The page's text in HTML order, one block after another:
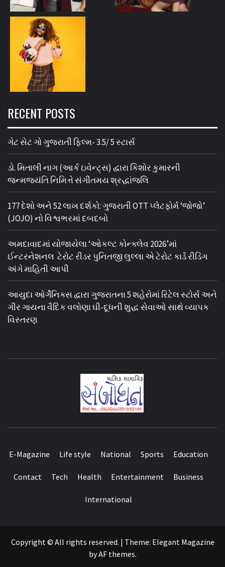
RECENT POSTS
ગેટ સેટ ગો ગુજરાતી ફિલ્મ- 3.5/ 5 સ્ટાર્સ
ડો. મિતાલી નાગ (આર્ક ઇવેન્ટ્સ) દ્વારા કિશોર કુમારની
જન્મજયંતિ નિમિત્તે સંગીતમય શ્રદ્ધાંજલિ
177 દેશો અને 52 લાખ દર્શકો: ગુજરાતી OTT પ્લેટફોર્મ ‘જોજો’
(JOJO) નો વિશ્વભરમાં દબદબો
અમદાવાદમાં યોજાયેલા ‘ઓકલ્ટ કોન્ક્લેવ 2026’માં
ઈન્ટરનેશનલ ટેરોટ રીડર પુનિતજી લુલ્લા એ ટેરોટ કાર્ડ રીડિંગ
અંગે માહિતી આપી
આયુદા ઓર્ગેનિક્સ દ્વારા ગુજરાતના 5 શહેરોમાં રિટેલ સ્ટોર્સ અને
ગીર ગાયના વૈદિક વલોણા ઘી-દૂધની શુદ્ધ સેવાઓ સાથે વ્યાપક
વિસ્તરણ
E-Magazine Life style National Sports Education
Contact Tech Health Entertainment Business
International
Copyright © All rights reserved. | Theme: Elegant Magazine
byAF themes.